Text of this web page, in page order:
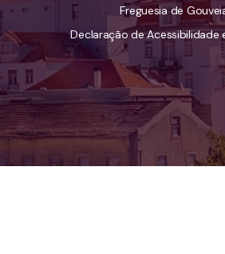
Freguesia de
Declaração de Acessibilidade